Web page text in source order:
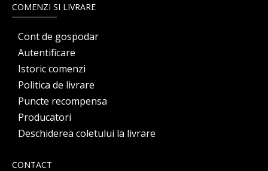
COMENZI SI LIVRARE
Cont de gospodar
Autentificare
Istoric comenzi
Politica de livrare
Puncte recompensa
Producatori
Deschiderea coletului la livrare
CONTACT